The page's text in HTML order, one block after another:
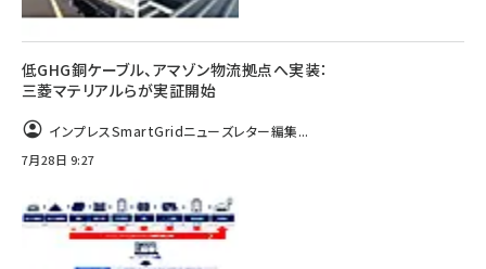
低GHG銅ケーブル、アマゾン物流拠点へ実装：
三菱マテリアルらが実証開始
インプレスSmartGridニューズレター編集...
7月28日 9:27